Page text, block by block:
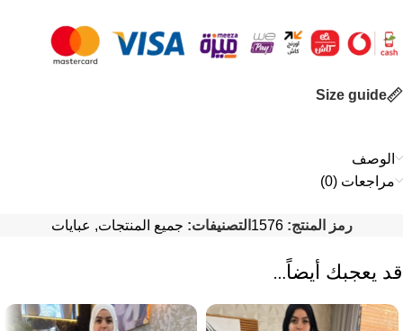
Size guide
الوصف
مراجعات (0)
رمز المنتج:1576 التصنيفات: جميع المنتجات, عبايات
قد يعجبك أيضاً…